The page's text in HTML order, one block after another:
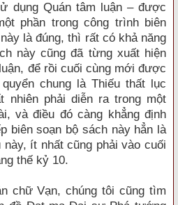
dụng Quán tâm luận – được
phần trong công trình biên
là đúng, thì rất có khả năng
này cũng đã từng xuất hiện
để rồi cuối cùng mới được
chung là Thiếu thất lục
nhiên phải diễn ra trong một
và điều đó càng khẳng định
biên soạn bộ sách này hẳn là
ít nhất cũng phải vào cuối
thế kỷ 10.
chữ Vạn, chúng tôi cũng tìm